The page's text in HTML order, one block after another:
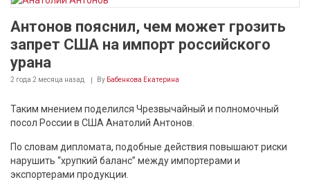
Антонов пояснил, чем может грозить
запрет США на импорт российского
урана
2 года 2 месяца назад By Бабенкова Екатерина
Таким мнением поделился Чрезвычайный и полномочный
посол России в США Анатолий Антонов.
По словам дипломата, подобные действия повышают риски
нарушить “хрупкий баланс” между импортерами и
экспортерами продукции.